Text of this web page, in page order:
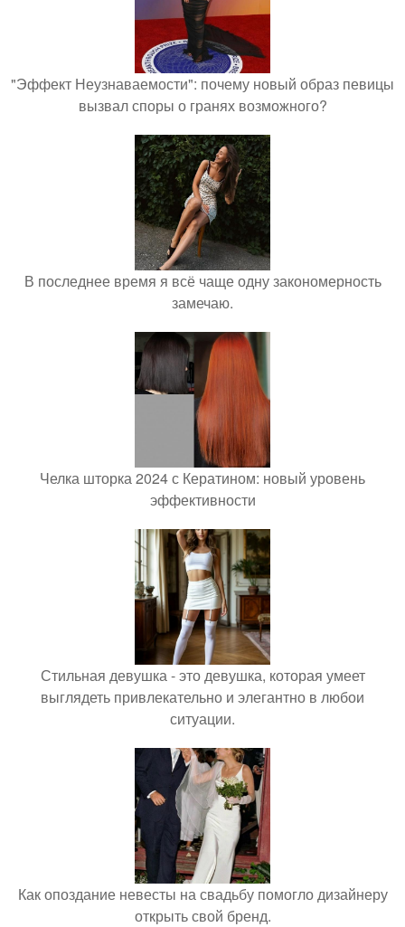
"Эффект Неузнаваемости": почему новый образ певицы
вызвал споры о гранях возможного?
В последнее время я всё чаще одну закономерность
замечаю.
Челка шторка 2024 с Кератином: новый уровень
эффективности
Стильная девушка - это девушка, которая умеет
выглядеть привлекательно и элегантно в любои
ситуации.
Как опоздание невесты на свадьбу помогло дизайнеру
открыть свой бренд.